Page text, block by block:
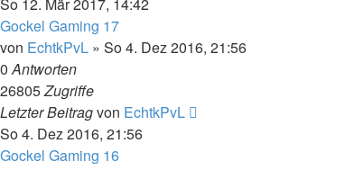
Gockel Gaming 17
von EchtkPvL » So 4. Dez 2016, 21:56
0Antworten
26805Zugriffe
Letzter Beitragvon EchtkPvL
So 4. Dez 2016, 21:56
Gockel Gaming 16